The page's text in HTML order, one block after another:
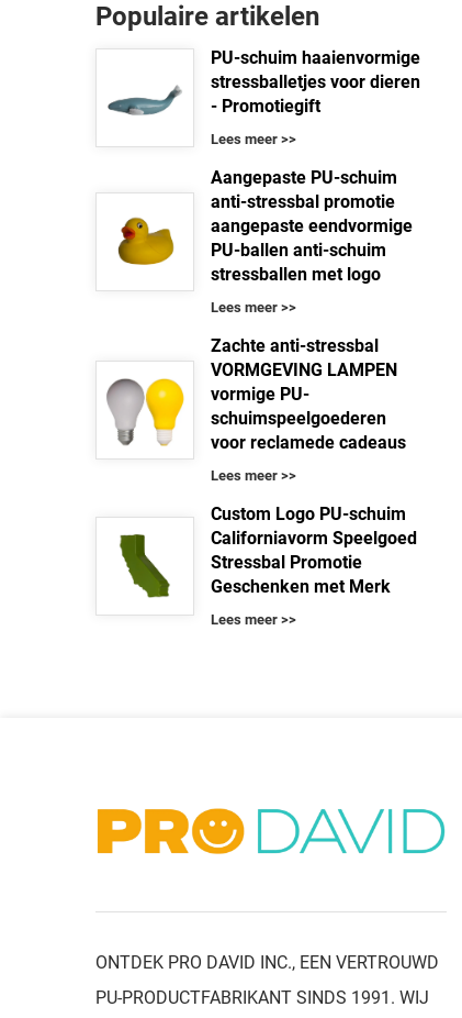
Populaire artikelen
PU-schuim haaienvormige
stressballetjes voor dieren
- Promotiegift
Lees meer >>
Aangepaste PU-schuim
anti-stressbal promotie
aangepaste eendvormige
PU-ballen anti-schuim
stressballen met logo
Lees meer >>
Zachte anti-stressbal
VORMGEVING LAMPEN
vormige PU-
schuimspeelgoederen
voor reclamede cadeaus
Lees meer >>
Custom Logo PU-schuim
Californiavorm Speelgoed
Stressbal Promotie
Geschenken met Merk
Lees meer >>
ONTDEK PRO DAVID INC., EEN VERTROUWD
PU-PRODUCTFABRIKANT SINDS 1991. WIJ